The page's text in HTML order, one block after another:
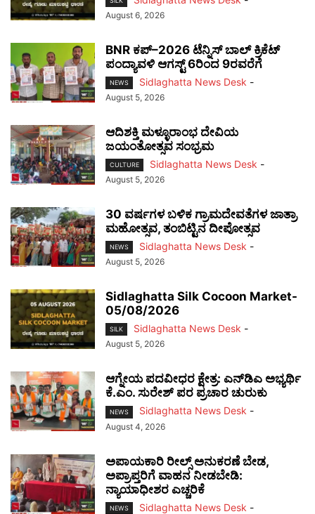
August 6, 2026
BNR ಕಪ್–2026 ಟೆನ್ನಿಸ್ ಬಾಲ್ ಕ್ರಿಕೆಟ್
ಪಂದ್ಯಾವಳಿ ಆಗಸ್ಟ್ 6ರಿಂದ 9ರವರೆಗೆ
NEWS Sidlaghatta News Desk -
August 5, 2026
ಆದಿಶಕ್ತಿ ಮಳ್ಳೂರಾಂಭ ದೇವಿಯ
ಜಯಂತೋತ್ಸವ ಸಂಭ್ರಮ
CULTURE Sidlaghatta News Desk -
August 5, 2026
30 ವರ್ಷಗಳ ಬಳಿಕ ಗ್ರಾಮದೇವತೆಗಳ ಜಾತ್ರಾ
ಮಹೋತ್ಸವ, ತಂಬಿಟ್ಟಿನ ದೀಪೋತ್ಸವ
NEWS Sidlaghatta News Desk -
August 5, 2026
Sidlaghatta Silk Cocoon Market-
05/08/2026
SILK Sidlaghatta News Desk -
August 5, 2026
ಆಗ್ನೇಯ ಪದವೀಧರ ಕ್ಷೇತ್ರ: ಎನ್‌ಡಿಎ ಅಭ್ಯರ್ಥಿ
ಕೆ.ಎಂ. ಸುರೇಶ್ ಪರ ಪ್ರಚಾರ ಚುರುಕು
NEWS Sidlaghatta News Desk -
August 4, 2026
ಅಪಾಯಕಾರಿ ರೀಲ್ಸ್ ಅನುಕರಣೆ ಬೇಡ,
ಅಪ್ರಾಪ್ತರಿಗೆ ವಾಹನ ನೀಡಬೇಡಿ:
ನ್ಯಾಯಾಧೀಶರ ಎಚ್ಚರಿಕೆ
NEWS Sidlaghatta News Desk -